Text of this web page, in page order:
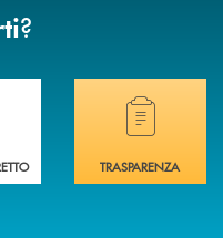
?
BCC di Spello e del Velino
di assistenza immediata?
Hai bisogno di
TRASPARENZA